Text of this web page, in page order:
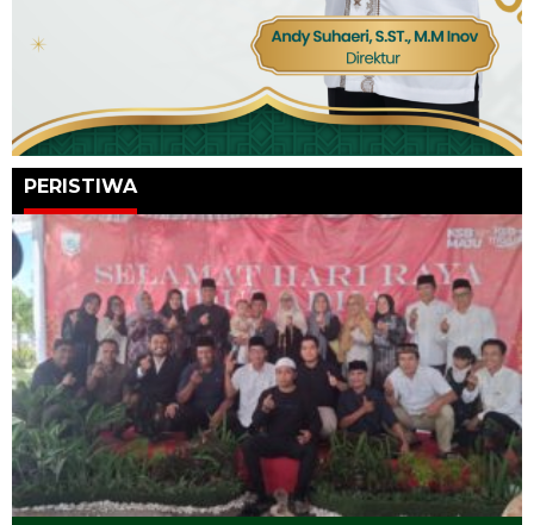
PERISTIWA